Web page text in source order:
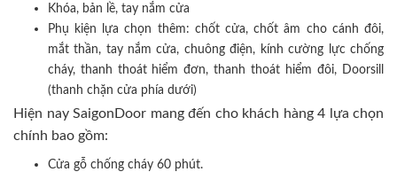
Khóa, bản lề, tay nắm cửa
Phụ kiện lựa chọn thêm: chốt cửa, chốt âm cho cánh đôi,
mắt thần, tay nắm cửa, chuông điện, kính cường lực chống
cháy, thanh thoát hiểm đơn, thanh thoát hiểm đôi, Doorsill
(thanh chặn cửa phía dưới)
Hiện nay SaigonDoor mang đến cho khách hàng 4 lựa chọn
chính bao gồm:
Cửa gỗ chống cháy 60 phút.